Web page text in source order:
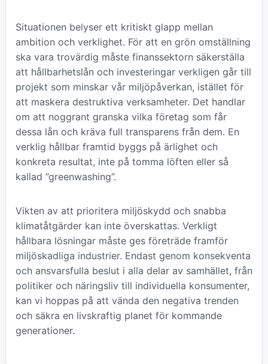
Situationen belyser ett kritiskt glapp mellan
ambition och verklighet. För att en grön omställning
ska vara trovärdig måste finanssektorn säkerställa
att hållbarhetslån och investeringar verkligen går till
projekt som minskar vår miljöpåverkan, istället för
att maskera destruktiva verksamheter. Det handlar
om att noggrant granska vilka företag som får
dessa lån och kräva full transparens från dem. En
verklig hållbar framtid byggs på ärlighet och
konkreta resultat, inte på tomma löften eller så
kallad ”greenwashing”.
Vikten av att prioritera miljöskydd och snabba
klimatåtgärder kan inte överskattas. Verkligt
hållbara lösningar måste ges företräde framför
miljöskadliga industrier. Endast genom konsekventa
och ansvarsfulla beslut i alla delar av samhället, från
politiker och näringsliv till individuella konsumenter,
kan vi hoppas på att vända den negativa trenden
och säkra en livskraftig planet för kommande
generationer.